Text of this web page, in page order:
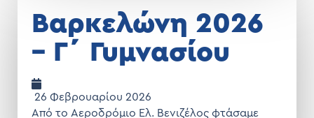
Βαρκελώνη 2026
– Γ΄ Γυμνασίου
26 Φεβρουαρίου 2026
Από το Αεροδρόμιο Ελ. Βενιζέλος φτάσαμε